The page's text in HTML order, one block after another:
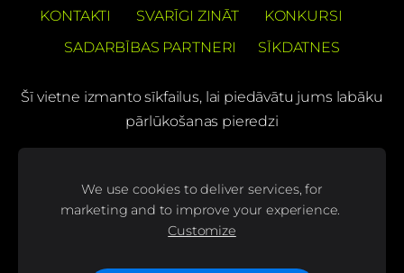
KONTAKTI
SVARĪGI ZINĀT
KONKURSI
SADARBĪBAS PARTNERI
SĪKDATNES
Šī vietne izmanto sīkfailus, lai piedāvātu jums labāku
pārlūkošanas pieredzi
(C) SIA "BS bicycles"
Seko mums mūsu sociālajos tīklos un uzzini
jaunumus pirmais!
We use cookies to deliver services, for
marketing and to improve your experience.
Customize